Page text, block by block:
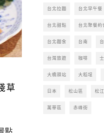
草
點
台北拉麵 台北早午餐
台北甜點 台北聚餐約
台北麵食 台南
台灣旅遊 咖啡
大橋頭站 大稻埕
日本 松山區 松
萬華區 赤峰街